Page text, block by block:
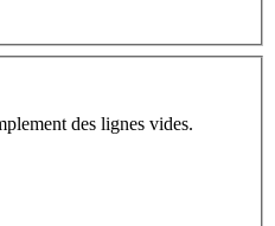
des lignes vides.